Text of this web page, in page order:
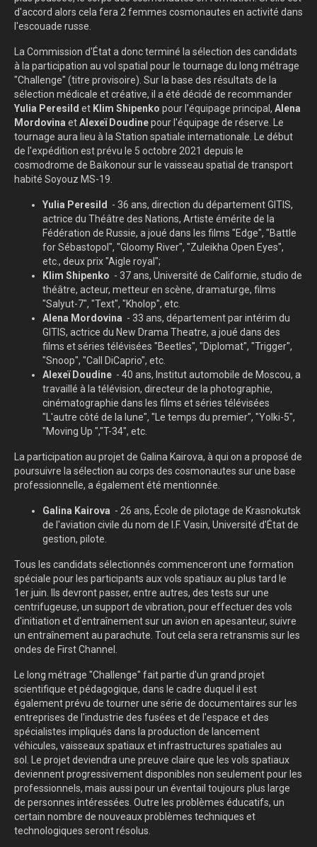
d'accord alors cela fera 2 femmes cosmonautes en activité dans
l'escouade russe.
La Commission d'État a donc terminé la sélection des candidats
à la participation au vol spatial pour le tournage du long métrage
"Challenge" (titre provisoire). Sur la base des résultats de la
sélection médicale et créative, il a été décidé de recommander
Yulia Peresild et Klim Shipenko pour l'équipage principal, Alena
Mordovina etAlexeï Doudinepour l'équipage de réserve. Le
tournage aura lieu à la Station spatiale internationale. Le début
de l'expédition est prévu le 5 octobre 2021 depuis le
cosmodrome de Baïkonour sur le vaisseau spatial de transport
habité Soyouz MS-19.
Yulia Peresild
- 36 ans, direction du département GITIS,
actrice du Théâtre des Nations, Artiste émérite de la
Fédération de Russie, a joué dans les films "Edge", "Battle
for Sébastopol", "Gloomy River", "Zuleikha Open Eyes",
etc., deux prix "Aigle royal";
Klim Shipenko - 37 ans, Université de Californie, studio de
théâtre, acteur, metteur en scène, dramaturge, films
"Salyut-7", "Text", "Kholop", etc.
Alena Mordovina - 33 ans, département par intérim du
GITIS, actrice du New Drama Theatre, a joué dans des
films et séries télévisées "Beetles", "Diplomat", "Trigger",
"Snoop", "Call DiCaprio", etc.
Alexeï Doudine - 40 ans, Institut automobile de Moscou, a
travaillé à la télévision, directeur de la photographie,
cinématographie dans les films et séries télévisées
"L'autre côté de la lune", "Le temps du premier", "Yolki-5",
"Moving Up ","T-34", etc.
La participation au projet de Galina Kairova, à qui on a proposé de
poursuivre la sélection au corps des cosmonautes sur une base
professionnelle, a également été mentionnée.
Galina Kairova - 26 ans, École de pilotage de Krasnokutsk
de l'aviation civile du nom de I.F. Vasin, Université d'État de
gestion, pilote.
Tous les candidats sélectionnés commenceront une formation
spéciale pour les participants aux vols spatiaux au plus tard le
1er juin. Ils devront passer, entre autres, des tests sur une
centrifugeuse, un support de vibration, pour effectuer des vols
d'initiation et d'entraînement sur un avion en apesanteur, suivre
un entraînement au parachute. Tout cela sera retransmis sur les
ondes de First Channel.
Le long métrage "Challenge" fait partie d'un grand projet
scientifique et pédagogique, dans le cadre duquel il est
également prévu de tourner une série de documentaires sur les
entreprises de l'industrie des fusées et de l'espace et des
spécialistes impliqués dans la production de lancement
véhicules, vaisseaux spatiaux et infrastructures spatiales au
sol. Le projet deviendra une preuve claire que les vols spatiaux
deviennent progressivement disponibles non seulement pour les
professionnels, mais aussi pour un éventail toujours plus large
de personnes intéressées. Outre les problèmes éducatifs, un
certain nombre de nouveaux problèmes techniques et
technologiques seront résolus.